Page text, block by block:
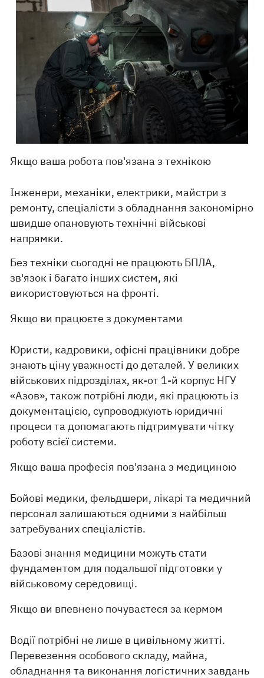
Якщо ваша робота пов'язана з технікою
Інженери, механіки, електрики, майстри з
ремонту, спеціалісти з обладнання закономірно
швидше опановують технічні військові
напрямки.
Без техніки сьогодні не працюють БПЛА,
зв'язок і багато інших систем, які
використовуються на фронті.
Якщо ви працюєте з документами
Юристи, кадровики, офісні працівники добре
знають ціну уважності до деталей. У великих
військових підрозділах, як-от 1-й корпус НГУ
«Азов», також потрібні люди, які працюють із
документацією, супроводжують юридичні
процеси та допомагають підтримувати чітку
роботу всієї системи.
Якщо ваша професія пов'язана з медициною
Бойові медики, фельдшери, лікарі та медичний
персонал залишаються одними з найбільш
затребуваних спеціалістів.
Базові знання медицини можуть стати
фундаментом для подальшої підготовки у
військовому середовищі.
Якщо ви впевнено почуваєтеся за кермом
Водії потрібні не лише в цивільному житті.
Перевезення особового складу, майна,
обладнання та виконання логістичних завдань